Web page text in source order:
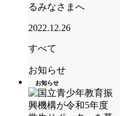
るみなさまへ
2022.12.26
すべて
お知らせ
お知らせ